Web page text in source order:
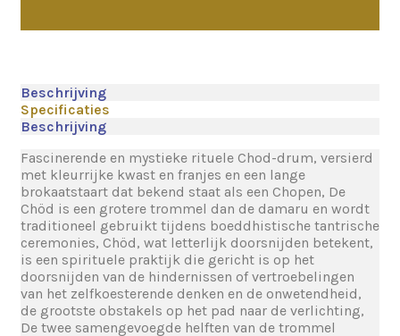
Beschrijving
Specificaties
Beschrijving
Fascinerende en mystieke rituele Chod-drum, versierd
met kleurrijke kwast en franjes en een lange
brokaatstaart dat bekend staat als een Chopen, De
Chöd is een grotere trommel dan de damaru en wordt
traditioneel gebruikt tijdens boeddhistische tantrische
ceremonies, Chöd, wat letterlijk doorsnijden betekent,
is een spirituele praktijk die gericht is op het
doorsnijden van de hindernissen of vertroebelingen
van het zelfkoesterende denken en de onwetendheid,
de grootste obstakels op het pad naar de verlichting,
De twee samengevoegde helften van de trommel